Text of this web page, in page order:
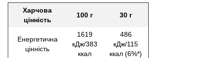
Харчова
цінність
100 г 30 г
Енергетична
цінність
1619
кДж/383
ккал
486
кДж/115
ккал (6%*)